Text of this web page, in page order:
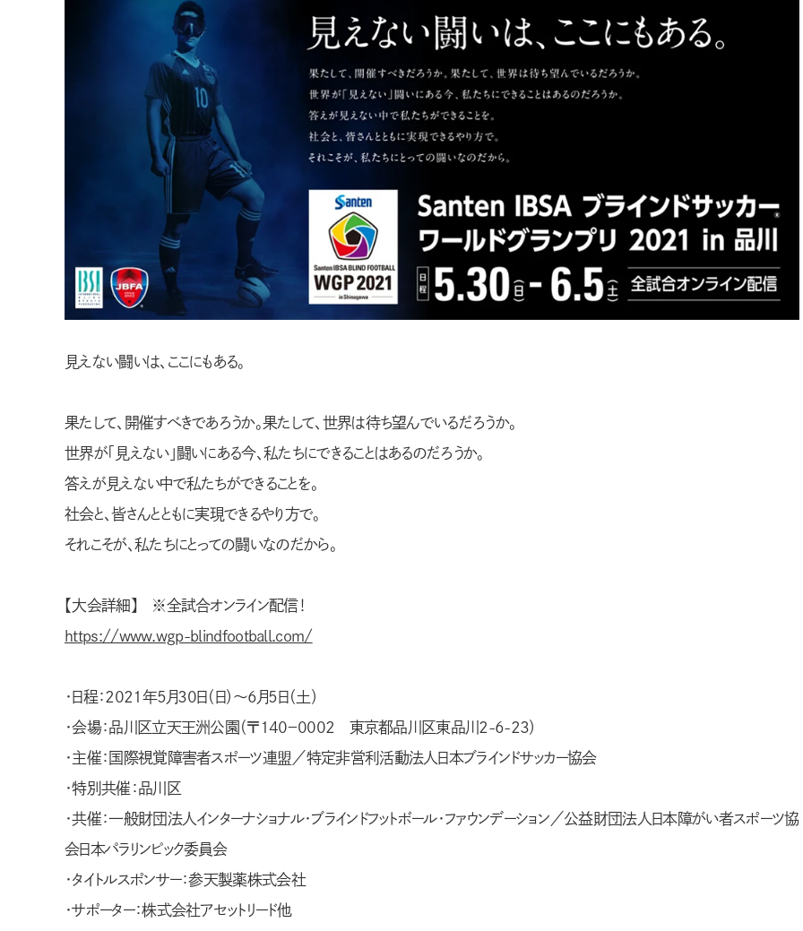
見えない闘いは、ここにもある。
果たして、開催すべきであろうか。果たして、世界は待ち望んでいるだろうか。
世界が「見えない」闘いにある今、私たちにできることはあるのだろうか。
答えが見えない中で私たちができることを。
社会と、皆さんとともに実現できるやり方で。
それこそが、私たちにとっての闘いなのだから。
【大会詳細】 ※全試合オンライン配信！
https://www.wgp-blindfootball.com/
・日程：2021年5月30日（日）～6月5日（土）
・会場：品川区立天王洲公園（〒140－0002 東京都品川区東品川2-6-23）
・主催：国際視覚障害者スポーツ連盟／特定非営利活動法人日本ブラインドサッカー協会
・特別共催：品川区
・共催：一般財団法人インターナショナル・ブラインドフットボール・ファウンデーション／公益財団法人日本障がい者スポーツ協
会日本パラリンピック委員会
・タイトルスポンサー：参天製薬株式会社
・サポーター：株式会社アセットリード他